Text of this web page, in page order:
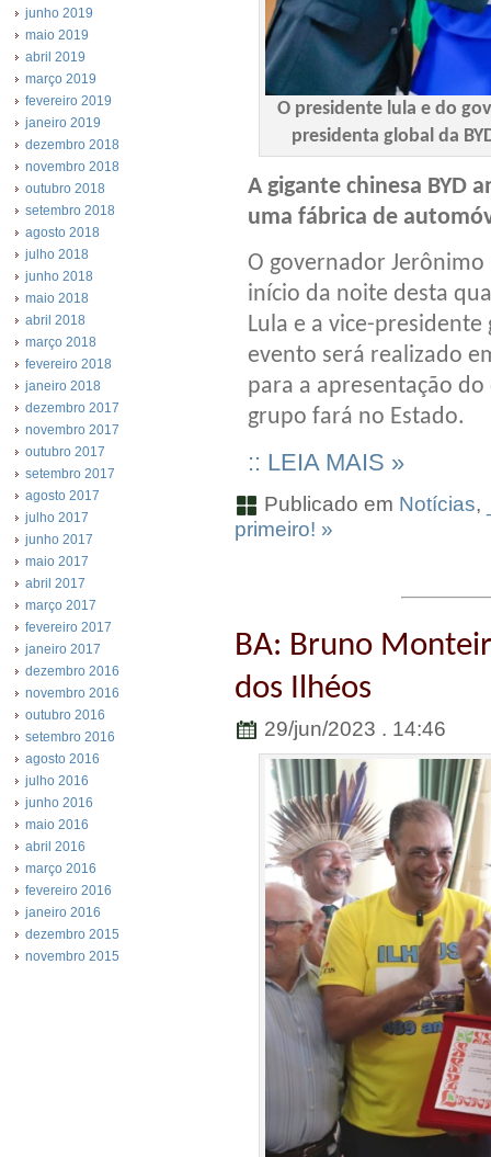
junho 2019
maio 2019
abril 2019
março 2019
fevereiro 2019
janeiro 2019
dezembro 2018
novembro 2018
outubro 2018
setembro 2018
agosto 2018
julho 2018
junho 2018
maio 2018
abril 2018
março 2018
fevereiro 2018
janeiro 2018
dezembro 2017
novembro 2017
outubro 2017
setembro 2017
agosto 2017
julho 2017
junho 2017
maio 2017
abril 2017
março 2017
fevereiro 2017
janeiro 2017
dezembro 2016
novembro 2016
outubro 2016
setembro 2016
agosto 2016
julho 2016
junho 2016
maio 2016
abril 2016
março 2016
fevereiro 2016
janeiro 2016
dezembro 2015
novembro 2015
O presidente lula e do
presidenta global da
A gigante chinesa BYD
uma fábrica de
O governador
início da noite desta
Lula e a vice-presidente
evento será realizado
para a apresentação
grupo fará no Estado.
:: LEIA MAIS »
Publicado em Notícias,
primeiro! »
BA: Bruno
dos Ilhéos
29/jun/2023 . 14:46